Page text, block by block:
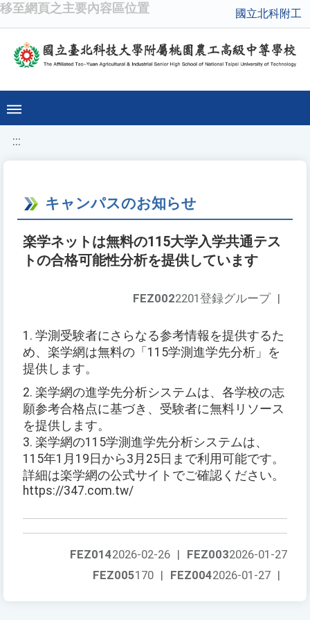
移至網頁之主要內容區位置 國立北科附工
:::
キャンパスのお知らせ
楽学ネットは無料の115大学入学共通テス
トの合格可能性分析を提供しています
FEZ0022201登録グループ |
1. 学測受験者にさらなる参考情報を提供するた
め、楽学網は無料の「115学測進学先分析」を
提供します。
2. 楽学網の進学先分析システムは、各学校の志
願参考合格点に基づき、受験者に無料リソース
を提供します。
3. 楽学網の115学測進学先分析システムは、
115年1月19日から3月25日まで利用可能です。
詳細は楽学網の公式サイトでご確認ください。
https://347.com.tw/
FEZ0032026-01-27
FEZ0142026-02-26 |
FEZ0042026-01-27 |
FEZ005170 |